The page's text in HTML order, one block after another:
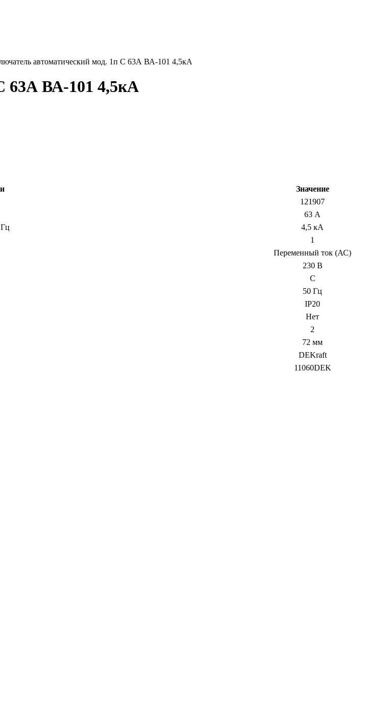
автоматический мод. 1п C 63А ВА-101 4,5кА
63А ВА-101 4,5кА
Значение
121907
63 А
4,5 кА
1
Переменный ток (АС)
230 В
С
50 Гц
IP20
Нет
2
72 мм
DEKraft
11060DEK